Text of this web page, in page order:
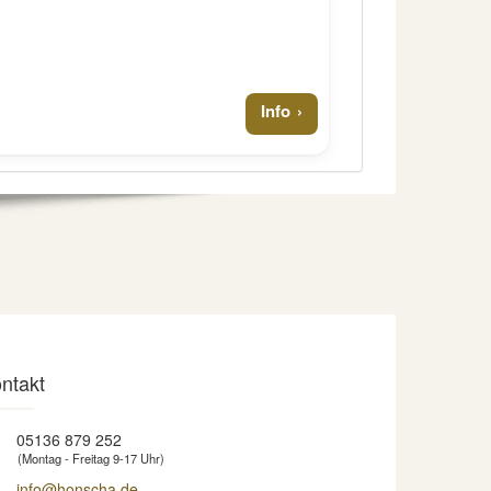
Info
05136 879 252
(Montag - Freitag 9-17 Uhr)